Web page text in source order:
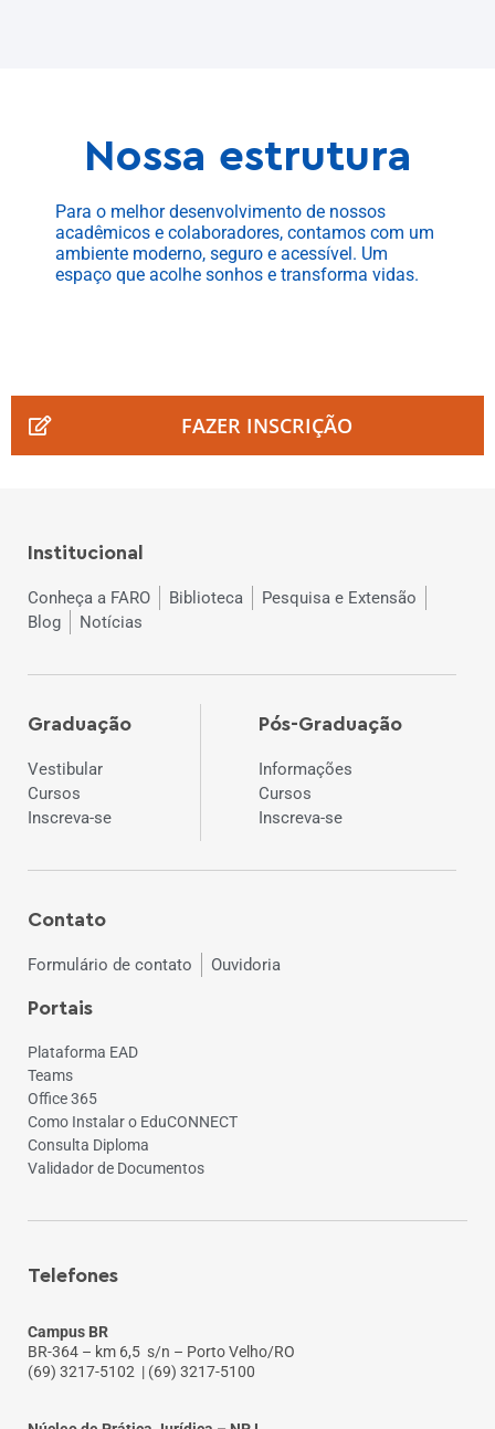
Nossa estrutura
Para o melhor desenvolvimento de nossos
acadêmicos e colaboradores, contamos com um
ambiente moderno, seguro e acessível. Um
espaço que acolhe sonhos e transforma vidas.
FAZER INSCRIÇÃO
Institucional
Conheça a FARO Biblioteca
Pesquisa e Extensão
Blog
Notícias
Graduação
Vestibular
Cursos
Inscreva-se
Pós-Graduação
Informações
Cursos
Inscreva-se
Contato
Formulário de contato Ouvidoria
Portais
Plataforma EAD
Teams
Office 365
Como Instalar o EduCONNECT
Consulta Diploma
Validador de Documentos
Telefones
Campus BR
BR-364 – km 6,5 s/n – Porto Velho/RO
(69) 3217-5102 | (69) 3217-5100